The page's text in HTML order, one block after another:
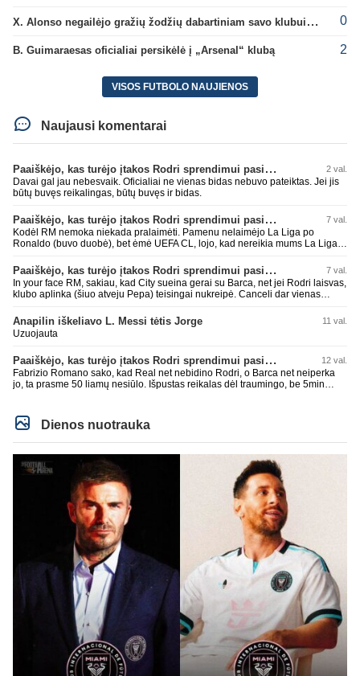
X. Alonso negailėjo gražių žodžių dabartiniam savo klubui „Chelsea“ 0
B. Guimaraesas oficialiai persikėlė į „Arsenal“ klubą 2
VISOS FUTBOLO NAUJIENOS
Naujausi komentarai
Paaiškėjo, kas turėjo įtakos Rodri sprendimui pasirinkti Barselonos pusę 2 val.
Davai gal jau nebesvaik. Oficialiai ne vienas bidas nebuvo pateiktas. Jei jis
būtų buvęs reikalingas, būtų buvęs ir bidas.
Paaiškėjo, kas turėjo įtakos Rodri sprendimui pasirinkti Barselonos pusę 7 val.
Kodėl RM nemoka niekada pralaimėti. Pamenu nelaimėjo La Liga po
Ronaldo (buvo duobė), bet ėmė UEFA CL, lojo, kad nereikia mums La Liga,
laimėti La Liga. Dabar vėl gavo nuo Barcos ir Rodri ateina ne pas juos, vėl
nereikia mums jo, senas ir t.t. Gal davai vyriškai priimkit tuos pralaimėjimus
be kvailų nereikia, nenorim ir t.t.
Paaiškėjo, kas turėjo įtakos Rodri sprendimui pasirinkti Barselonos pusę 7 val.
In your face RM, sakiau, kad City sueina gerai su Barca, net jei Rodri laisvas,
klubo aplinka (šiuo atveju Pepa) teisingai nukreipė. Canceli dar vienas
Super
Anapilin iškeliavo L. Messi tėtis Jorge 11 val.
Uzuojauta
Paaiškėjo, kas turėjo įtakos Rodri sprendimui pasirinkti Barselonos pusę 12 val.
Fabrizio Romano sako, kad Real net nebidino Rodri, o Barca net neiperka
jo, ta prasme 50 liamų nesiūlo. Išpustas reikalas dėl traumingo, be 5min
Dienos nuotrauka